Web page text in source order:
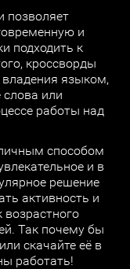
позволяет
и
подходить к
кроссворды
языком,
или
работы над
способом
и в
решение
активность и
возрастного
Так почему бы
скачайте её в
работать!